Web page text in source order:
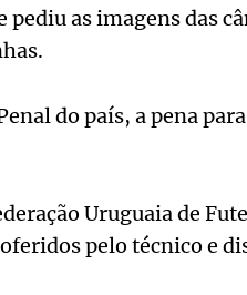
as imagens das
do país, a pena
Uruguaia de
pelo técnico e